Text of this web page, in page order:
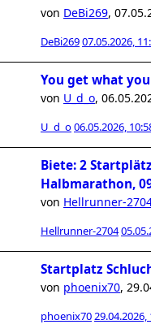
von DeBi269,
DeBi26907.05.2026,
You get what
von U_d_o,
U_d_o06.05.2026,
Biete: 2
Halbmarathon,
von Hellrunner-
Hellrunner-2704
Startplatz
von phoenix70,
phoenix7029.04.2026,